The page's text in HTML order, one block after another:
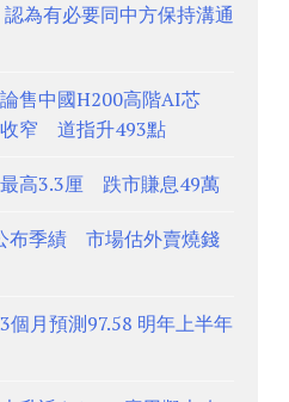
為有必要同中方保持溝通
售中國H200高階AI芯
窄 道指升493點
高3.3厘 跌市賺息49萬
布季績 市場估外賣燒錢
個月預測97.58 明年上半年